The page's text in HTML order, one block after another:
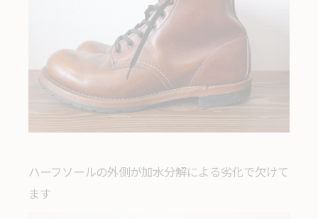
ハーフソールの外側が加水分解による劣化で欠けて
ます